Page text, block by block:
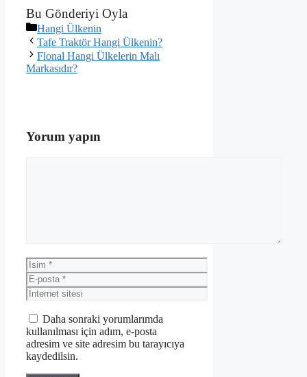
Bu Gönderiyi Oyla
Kategoriler
Hangi Ülkenin
Tafe Traktör Hangi Ülkenin?
Flonal Hangi Ülkelerin Malı
Markasıdır?
Yorum yapın
İsim
E-
posta
İnternet
sitesi
Daha sonraki yorumlarımda
kullanılması için adım, e-posta
adresim ve site adresim bu tarayıcıya
kaydedilsin.